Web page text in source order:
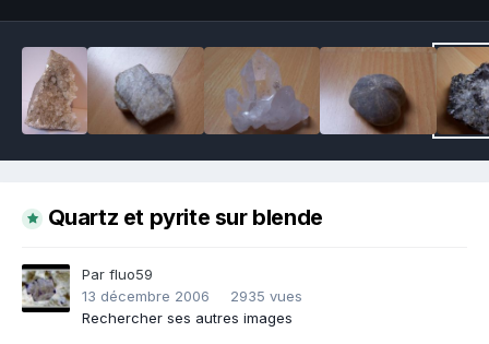
Quartz et pyrite sur blende
Par fluo59
13 décembre 2006
2935 vues
Rechercher ses autres images